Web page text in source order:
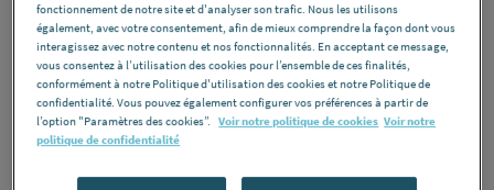
Vous changez de chauffage ou de clim ? Ce projet
unique exige un pro qualifié. Pour choisir le bon
installateur en toute sérénité et réussir vos travaux de
rénovation énergétique, découvrez nos...
DÉCOUVRIR
fonctionnement de notre site et d'analyser son trafic. Nous les utilisons
également, avec votre consentement, afin de mieux comprendre la façon dont vous
interagissez avec notre contenu et nos fonctionnalités. En acceptant ce message,
vous consentez à l’utilisation des cookies pour l’ensemble de ces finalités,
conformément à notre Politique d'utilisation des cookies et notre Politique de
confidentialité. Vous pouvez également configurer vos préférences à partir de
l’option "Paramètres des cookies”. Voir notre politique de cookies Voir notre
politique de confidentialité